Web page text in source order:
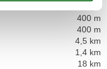
400 m
400 m
4,5 km
1,4 km
18 km